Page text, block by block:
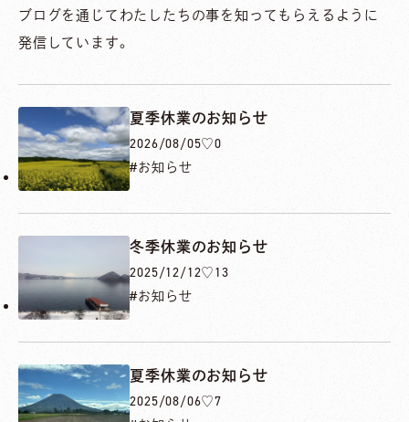
ブログを通じてわたしたちの事を知ってもらえるように
発信しています。
夏季休業のお知らせ
2026/08/05♡0
お知らせ
冬季休業のお知らせ
2025/12/12♡13
お知らせ
夏季休業のお知らせ
2025/08/06♡7